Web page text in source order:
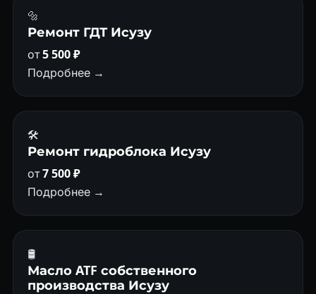
🔩
Ремонт ГДТ Исузу
от5 500 ₽
Подробнее →
🛠️
Ремонт гидроблока Исузу
от7 500 ₽
Подробнее →
🛢
Масло ATF собственного
производства Исузу